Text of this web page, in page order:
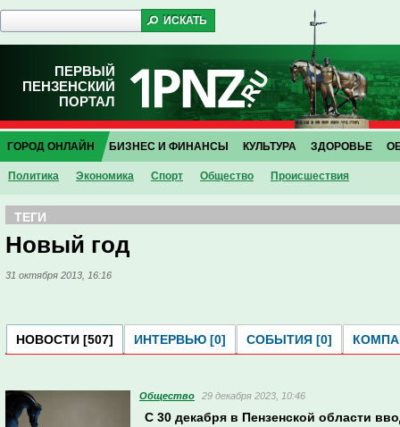
ПЕРВЫЙ
ПЕНЗЕНСКИЙ
ПОРТАЛ
ГОРОД ОНЛАЙН
Политика Экономика Спорт Общество Проиcшествия
БИЗНЕС И ФИНАНСЫ КУЛЬТУРА ЗДОРОВЬЕ
ТЕГИ
Новый год
31 октября 2013, 16:16
НОВОСТИ [507] ИНТЕРВЬЮ [0] СОБЫТИЯ [0]
Общество 29 декабря 2023, 10:46
С 30 декабря в Пензенской области